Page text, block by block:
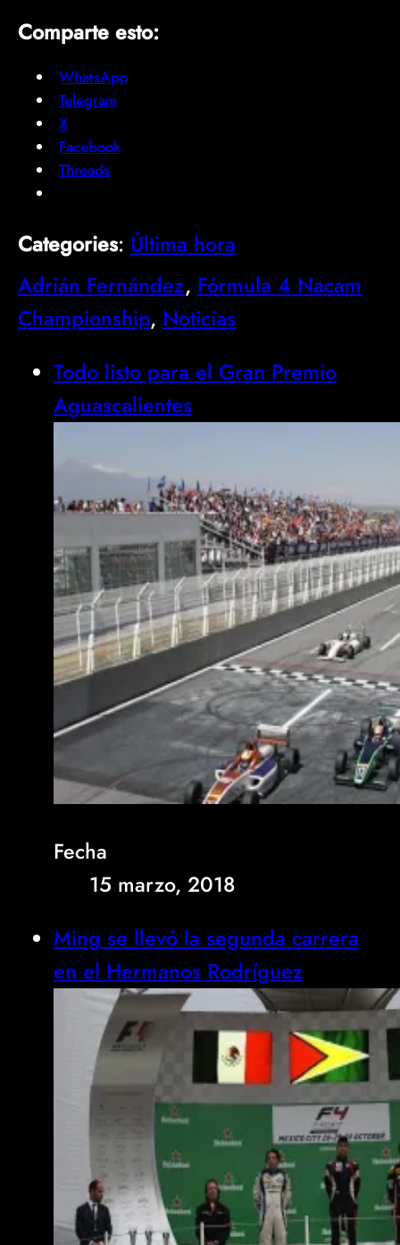
Comparte esto:
WhatsApp
Telegram
X
Facebook
Threads
Categories: Última hora
Adrián Fernández, Fórmula 4 Nacam
Championship, Noticias
Todo listo para el Gran Premio
Aguascalientes
Fecha
15 marzo, 2018
Ming se llevó la segunda carrera
en el Hermanos Rodríguez